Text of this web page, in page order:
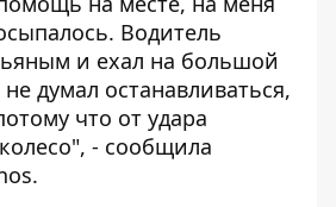
Водитель
и ехал на большой
думал останавливаться,
что от удара
- сообщила